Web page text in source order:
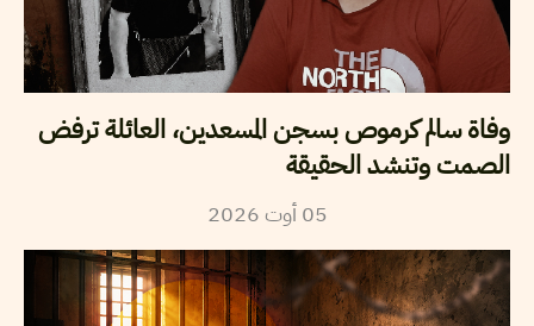
وفاة سالم كرموص بسجن المسعدين، العائلة ترفض
الصمت وتنشد الحقيقة
05 أوت2026